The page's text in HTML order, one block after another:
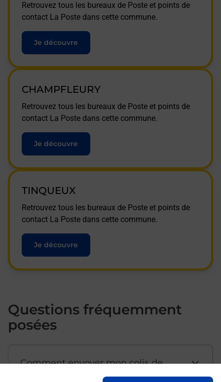
Retrouvez tous les bureaux de Poste et points de
contact La Poste dans cette commune.
Je découvre
CHAMPFLEURY
Retrouvez tous les bureaux de Poste et points de
contact La Poste dans cette commune.
Je découvre
TINQUEUX
Retrouvez tous les bureaux de Poste et points de
contact La Poste dans cette commune.
Je découvre
Questions fréquemment
posées
Comment envoyer mon colis de